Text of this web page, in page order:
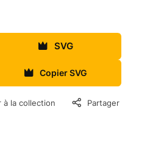
SVG
Copier SVG
à la collection Partager